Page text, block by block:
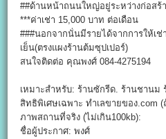
##ด้านหน้าถนนใหญ่อยู่ระหว่างก่อสร้
***ค่าเช่า 15,000 บาท ต่อเดือน
###นอกจากนั่นมีรายได้จากการให้เช่
เย็น(ตรงแผงร้านต้มซุปเปอร์)​
สนใจติดต่อ คุณพงศ์ 084-4275194
เหมาะสำหรับ: ร้านซักรีด. ร้านชานม
สิทธิพิเศษเฉพาะ ทำเลขายของ.com (
ภาพสถานที่จริง (ไม่เกิน100kb):
ชื่อผู้ประกาศ: พงศ์